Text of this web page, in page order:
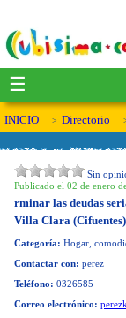
☰
INICIO Directorio
Sin
Publicado el 02 de enero
rminar las deudas
Villa Clara (Cifuentes)
Categoría: Hogar,
Contactar con: perez
Teléfono: 0326585
Correo electrónico: